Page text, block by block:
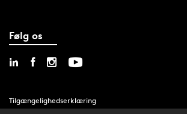
Følg os
Tilgængelighedserklæring